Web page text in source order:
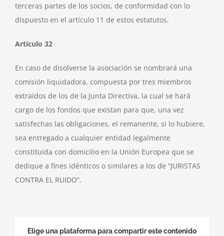
terceras partes de los socios, de conformidad con lo
dispuesto en el artículo 11 de estos estatutos.
Artículo 32
En caso de disolverse la asociación se nombrará una
comisión liquidadora, compuesta por tres miembros
extraídos de los de la Junta Directiva, la cual se hará
cargo de los fondos que existan para que, una vez
satisfechas las obligaciones, el remanente, si lo hubiere,
sea entregado a cualquier entidad legalmente
constituida con domicilio en la Unión Europea que se
dedique a fines idénticos o similares a los de “JURISTAS
CONTRA EL RUIDO”.
Elige una plataforma para compartir este contenido